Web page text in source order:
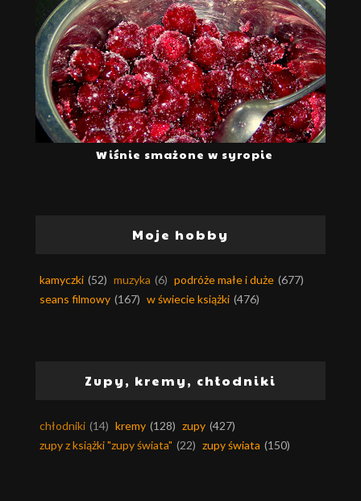
Wiśnie smażone w syropie
Moje hobby
kamyczki (52) muzyka (6) podróże małe i duże (677)
seans filmowy (167) w świecie książki (476)
Zupy, kremy, chłodniki
chłodniki (14) kremy (128) zupy (427)
zupy z książki "zupy świata" (22) zupy świata (150)